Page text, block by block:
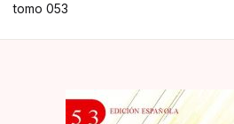
tomo 053